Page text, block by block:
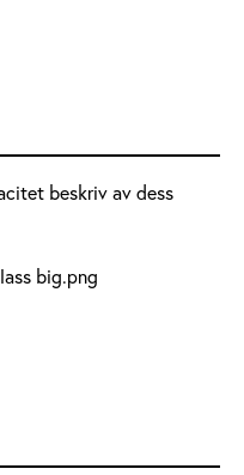
beskriv av dess